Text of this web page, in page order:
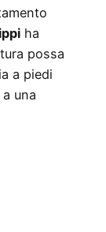
ha
possa
a piedi
una